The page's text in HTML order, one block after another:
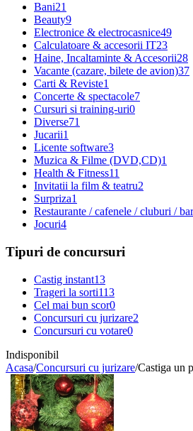
Bani21
Beauty9
Electronice & electrocasnice49
Calculatoare & accesorii IT23
Haine, Incaltaminte & Accesorii28
Vacante (cazare, bilete de avion)37
Carti & Reviste1
Concerte & spectacole7
Cursuri si training-uri0
Diverse71
Jucarii1
Licente software3
Muzica & Filme (DVD,CD)1
Health & Fitness11
Invitatii la film & teatru2
Surpriza1
Restaurante / cafenele / cluburi /
Jocuri4
Tipuri de concursuri
Castig instant13
Trageri la sorti113
Cel mai bun scor0
Concursuri cu jurizare2
Concursuri cu votare0
Indisponibil
Acasa/Concursuri cu jurizare/Castiga un